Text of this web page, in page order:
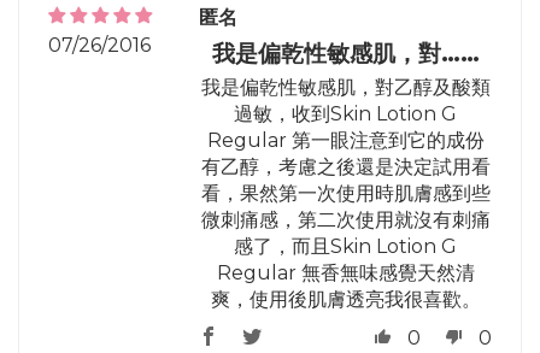
07/26/2016
匿名
我是偏乾性敏感肌，對……
我是偏乾性敏感肌，對乙醇及酸類
過敏，收到Skin Lotion G
Regular 第一眼注意到它的成份
有乙醇，考慮之後還是決定試用看
看，果然第一次使用時肌膚感到些
微刺痛感，第二次使用就沒有刺痛
感了，而且Skin Lotion G
Regular 無香無味感覺天然清
爽，使用後肌膚透亮我很喜歡。
0
0